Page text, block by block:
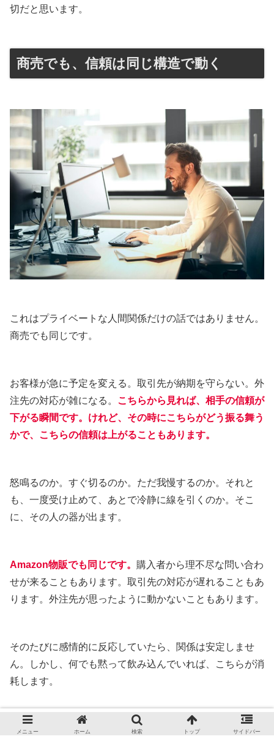
切だと思います。
商売でも、信頼は同じ構造で動く
これはプライベートな人間関係だけの話ではありません。
商売でも同じです。
お客様が急に予定を変える。取引先が納期を守らない。外
注先の対応が雑になる。 こちらから見れば、相手の信頼が
下がる瞬間です。けれど、その時にこちらがどう振る舞う
かで、こちらの信頼は上がることもあります。
怒鳴るのか。すぐ切るのか。ただ我慢するのか。それと
も、一度受け止めて、あとで冷静に線を引くのか。そこ
に、その人の器が出ます。
Amazon物販でも同じです。 購入者から理不尽な問い合わ
せが来ることもあります。取引先の対応が遅れることもあ
ります。外注先が思ったように動かないこともあります。
そのたびに感情的に反応していたら、関係は安定しませ
ん。しかし、何でも黙って飲み込んでいれば、こちらが消
耗します。
商売における信頼とは、相手に振り回されることではな
メニュー ホーム 検索 トップ サイドバー